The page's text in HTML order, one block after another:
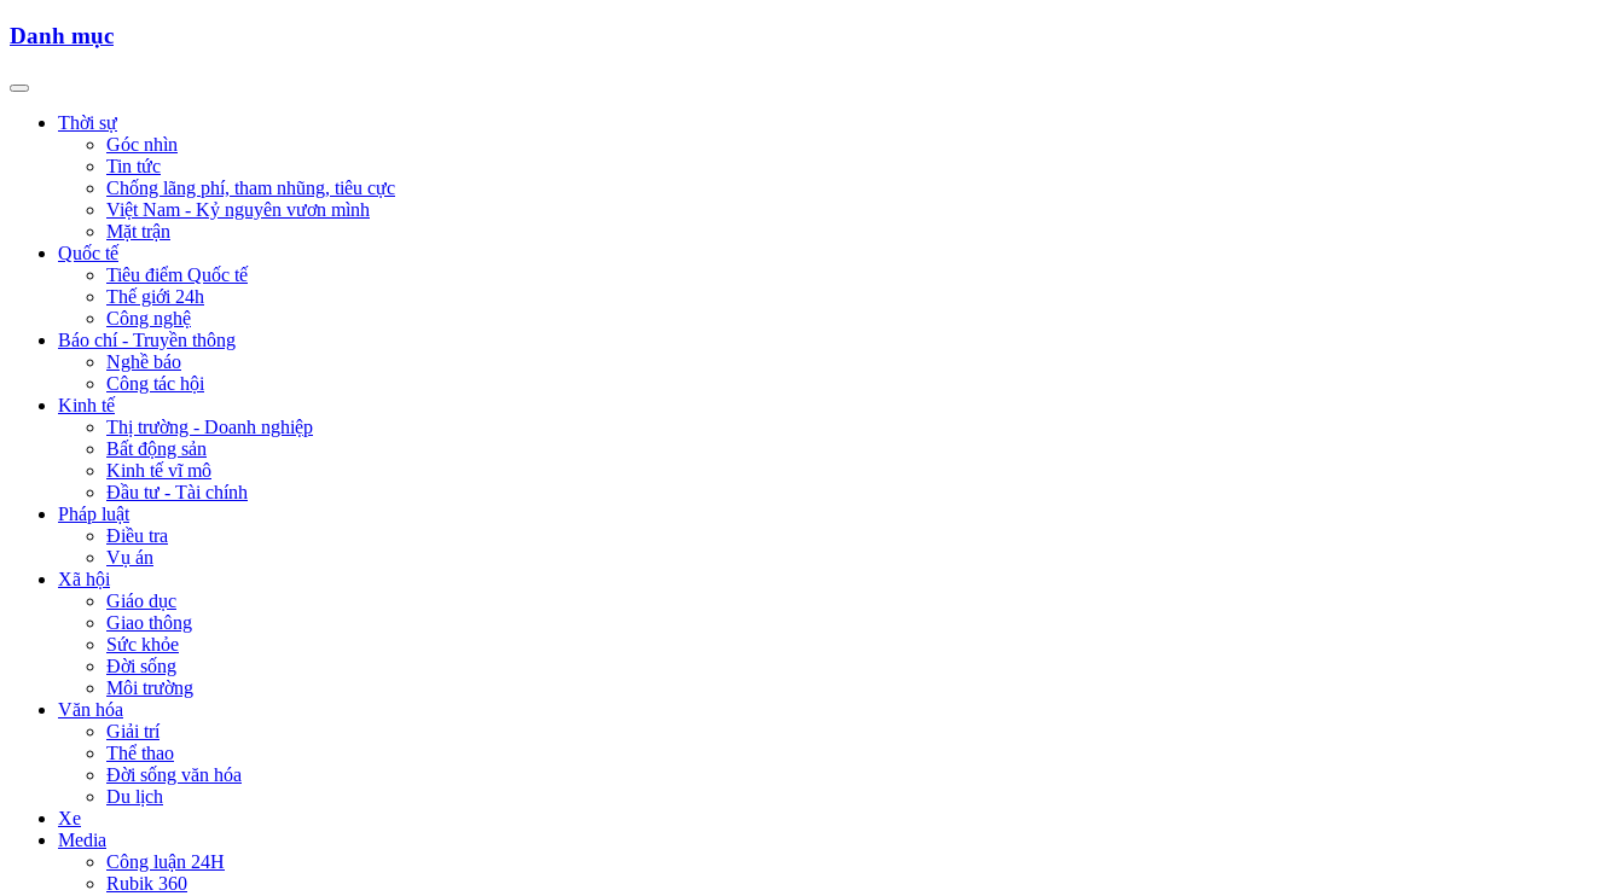
Danh mục
Thời sự
Góc nhìn
Tin tức
Chống lãng phí, tham nhũng, tiêu cực
Việt Nam - Kỷ nguyên vươn mình
Mặt trận
Quốc tế
Tiêu điểm Quốc tế
Thế giới 24h
Công nghệ
Báo chí - Truyền thông
Nghề báo
Công tác hội
Kinh tế
Thị trường - Doanh nghiệp
Bất động sản
Kinh tế vĩ mô
Đầu tư - Tài chính
Pháp luật
Điều tra
Vụ án
Xã hội
Giáo dục
Giao thông
Sức khỏe
Đời sống
Môi trường
Văn hóa
Giải trí
Thể thao
Đời sống văn hóa
Du lịch
Xe
Media
Công luận 24H
Rubik 360